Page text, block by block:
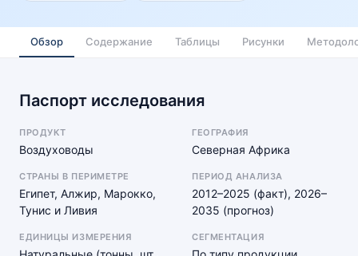
Обзор Содержание Таблицы Рисунки
Паспорт исследования
ПРОДУКТ
Воздуховоды
ГЕОГРАФИЯ
Северная Африка
СТРАНЫ В ПЕРИМЕТРЕ
Египет, Алжир, Марокко,
Тунис и Ливия
ПЕРИОД АНАЛИЗА
2012–2025 (факт), 2026–
2035 (прогноз)
ЕДИНИЦЫ ИЗМЕРЕНИЯ СЕГМЕНТАЦИЯ